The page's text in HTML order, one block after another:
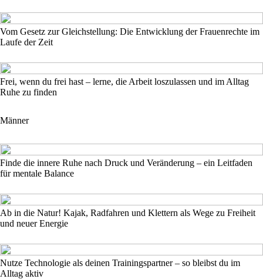
Vom Gesetz zur Gleichstellung: Die Entwicklung der Frauenrechte im
Laufe der Zeit
Frei, wenn du frei hast – lerne, die Arbeit loszulassen und im Alltag
Ruhe zu finden
Männer
Finde die innere Ruhe nach Druck und Veränderung – ein Leitfaden
für mentale Balance
Ab in die Natur! Kajak, Radfahren und Klettern als Wege zu Freiheit
und neuer Energie
Nutze Technologie als deinen Trainingspartner – so bleibst du im
Alltag aktiv